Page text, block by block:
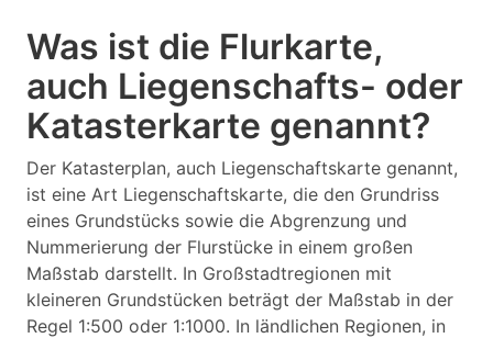
Was ist die Flurkarte,
auch Liegenschafts- oder
Katasterkarte genannt?
Der Katasterplan, auch Liegenschaftskarte genannt,
ist eine Art Liegenschaftskarte, die den Grundriss
eines Grundstücks sowie die Abgrenzung und
Nummerierung der Flurstücke in einem großen
Maßstab darstellt. In Großstadtregionen mit
kleineren Grundstücken beträgt der Maßstab in der
Regel 1:500 oder 1:1000. In ländlichen Regionen, in